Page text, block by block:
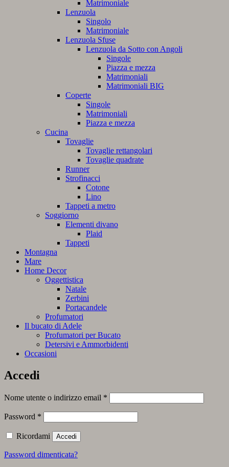
Matrimoniale
Lenzuola
Singolo
Matrimoniale
Lenzuola Sfuse
Lenzuola da Sotto con Angoli
Singole
Piazza e mezza
Matrimoniali
Matrimoniali BIG
Coperte
Singole
Matrimoniali
Piazza e mezza
Cucina
Tovaglie
Tovaglie rettangolari
Tovaglie quadrate
Runner
Strofinacci
Cotone
Lino
Tappeti a metro
Soggiorno
Elementi divano
Plaid
Tappeti
Montagna
Mare
Home Decor
Oggettistica
Natale
Zerbini
Portacandele
Profumatori
Il bucato di Adele
Profumatori per Bucato
Detersivi e Ammorbidenti
Occasioni
Accedi
Nome utente o indirizzo email *
Password *
Ricordami Accedi
Password dimenticata?